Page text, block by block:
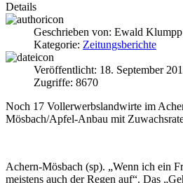
Details
Geschrieben von: Ewald Klumpp
Kategorie: Zeitungsberichte
Veröffentlicht: 18. September
Zugriffe: 8670
Noch 17 Vollerwerbslandwirte im
Mösbach/Apfel-Anbau mit
Achern-Mösbach (sp). „Wenn ich ein
meistens auch der Regen auf“. Das